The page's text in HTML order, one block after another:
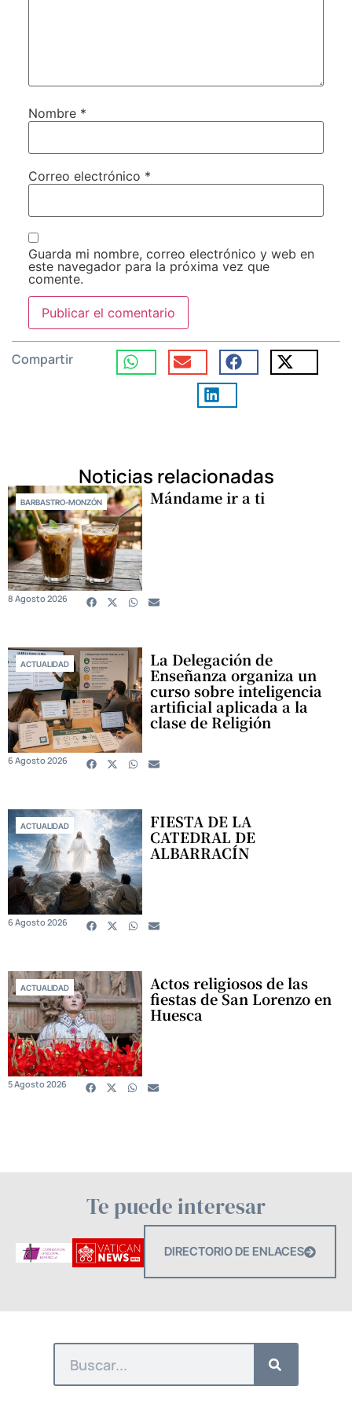
Nombre *
Correo electrónico *
Guarda mi nombre, correo electrónico y web en
este navegador para la próxima vez que
comente.
Compartir
Noticias relacionadas
BARBASTRO-MONZÓN Mándame ir a ti
8 Agosto 2026
ACTUALIDAD La Delegación de
Enseñanza organiza un
curso sobre inteligencia
artificial aplicada a la
clase de Religión
6 Agosto 2026
ACTUALIDAD FIESTA DE LA
CATEDRAL DE
ALBARRACÍN
6 Agosto 2026
ACTUALIDAD Actos religiosos de las
fiestas de San Lorenzo en
Huesca
5 Agosto 2026
Te puede interesar
DIRECTORIO DE ENLACES